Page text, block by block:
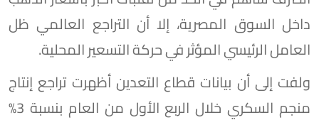
داخل السوق المصرية، إلا أن التراجع العالمي ظل
العامل الرئيسي المؤثر في حركة التسعير المحلية.
ولفت إلى أن بيانات قطاع التعدين أظهرت تراجع إنتاج
منجم السكري خلال الربع الأول من العام بنسبة 3%